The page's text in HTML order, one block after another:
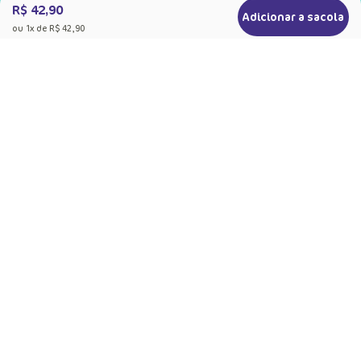
R$ 42,90
ou 1x de R$ 42,90
Adicionar a sacola
Ao se cadastrar, você concorda com a nossa